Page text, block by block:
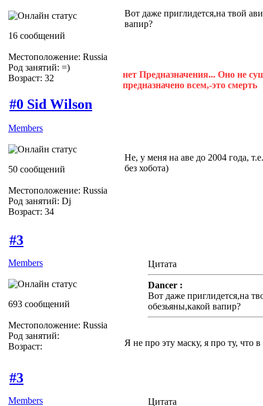
16 сообщений
Местоположение: Russia
Род занятий: =)
Возраст: 32
Вот даже приглидется,на твой
вапир?
нет Предназначения... Оно не
предназначено всем,-это смерть
#0 Sid Wilson
Members
50 сообщений
Местоположение: Russia
Род занятий: Dj
Возраст: 34
Не, у меня на аве до 2004 года,
без хобота)
#3
Members
693 сообщений
Местоположение: Russia
Род занятий:
Возраст:
Цитата
Dancer :
Вот даже приглидется,на
обезьяны,какой вапир?
Я не про эту маску, я про ту, что
#3
Members Цитата